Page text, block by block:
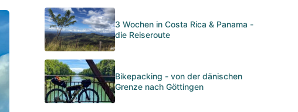
3 Wochen in Costa Rica & Panama -
die Reiseroute
Bikepacking - von der dänischen
Grenze nach Göttingen